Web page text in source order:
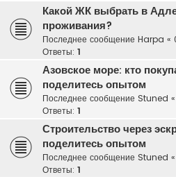
Какой ЖК выбрать в
проживания?
Последнее сообщение Harpa «
Ответы: 1
Азовское море: кто
поделитесь опытом
Последнее сообщение Stuned «
Ответы: 1
Строительство через
поделитесь опытом
Последнее сообщение Stuned «
Ответы: 1